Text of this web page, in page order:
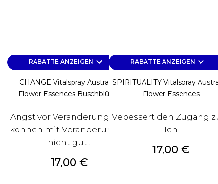
RABATTE ANZEIGEN keyboard_arrow_down
CHANGE Vitalspray Australian
Flower Essences Buschblüten
Angst vor Veränderung? Sie
können mit Veränderungen
nicht gut...
Preis
17,00 €
RABATTE ANZEIGEN keyboard_arrow_down
SPIRITUALITY Vitalspray
Flower Essences
Vebessert den Zugang
Ich
Preis
17,00 €